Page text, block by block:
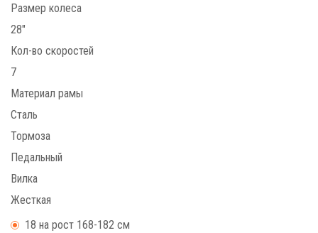
Размер колеса
28"
Кол-во скоростей
7
Материал рамы
Сталь
Тормоза
Педальный
Вилка
Жесткая
18 на рост 168-182 см